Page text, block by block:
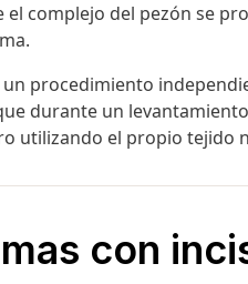
complejo del pezón se
procedimiento
durante un
utilizando el propio tejido
con